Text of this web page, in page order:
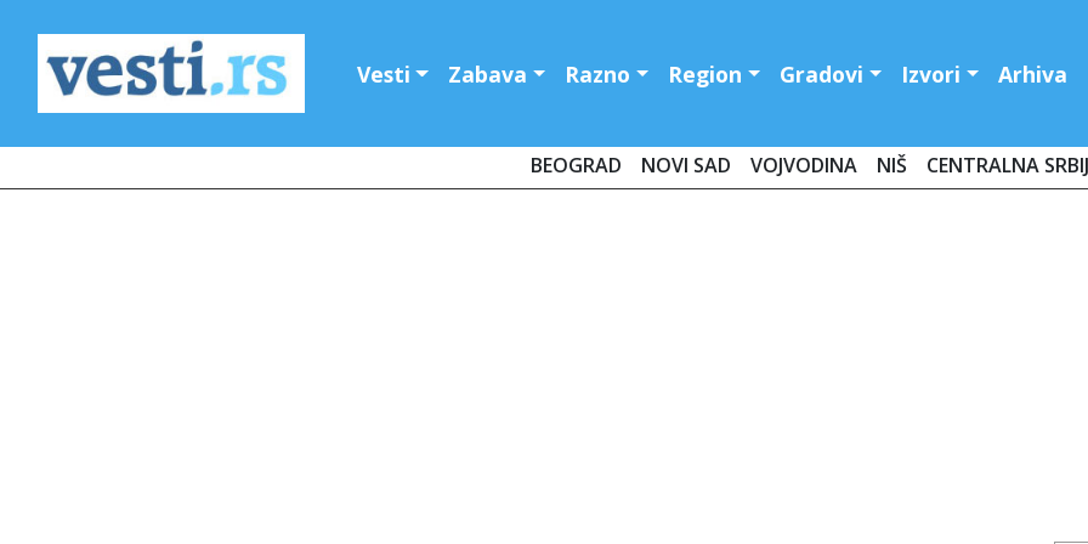
Vesti Zabava Razno Region Gradovi Izvori Arhiva
BEOGRAD NOVI SAD VOJVODINA NIŠ CENTRALNA